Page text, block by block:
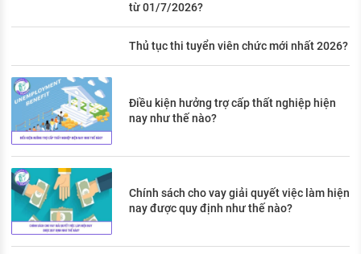
từ 01/7/2026?
Thủ tục thi tuyển viên chức mới nhất 2026?
Điều kiện hưởng trợ cấp thất nghiệp hiện
nay như thế nào?
Chính sách cho vay giải quyết việc làm hiện
nay được quy định như thế nào?